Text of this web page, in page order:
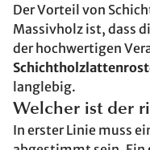
Der Vorteil von
Massivholz ist, dass
der hochwertigen
langlebig.
Welcher ist der
In erster Linie muss